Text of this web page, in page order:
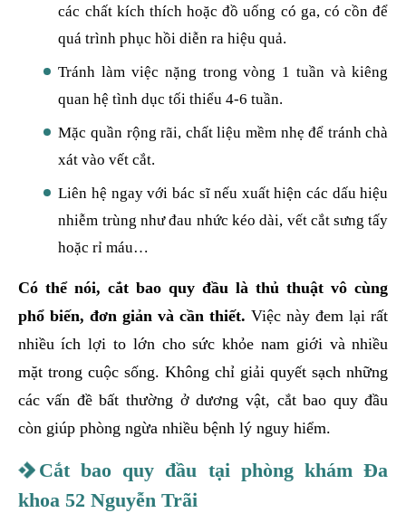
các chất kích thích hoặc đồ uống có ga, có cồn để
quá trình phục hồi diễn ra hiệu quả.
Tránh làm việc nặng trong vòng 1 tuần và kiêng
quan hệ tình dục tối thiểu 4-6 tuần.
Mặc quần rộng rãi, chất liệu mềm nhẹ để tránh chà
xát vào vết cắt.
Liên hệ ngay với bác sĩ nếu xuất hiện các dấu hiệu
nhiễm trùng như đau nhức kéo dài, vết cắt sưng tấy
hoặc rỉ máu…
Có thể nói, cắt bao quy đầu là thủ thuật vô cùng
phổ biến, đơn giản và cần thiết. Việc này đem lại rất
nhiều ích lợi to lớn cho sức khỏe nam giới và nhiều
mặt trong cuộc sống. Không chỉ giải quyết sạch những
các vấn đề bất thường ở dương vật, cắt bao quy đầu
còn giúp phòng ngừa nhiều bệnh lý nguy hiểm.
Cắt bao quy đầu tại phòng khám Đa
khoa 52 Nguyễn Trãi